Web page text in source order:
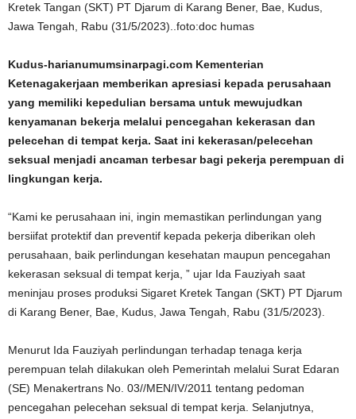
Kretek Tangan (SKT) PT Djarum di Karang Bener, Bae, Kudus,
Jawa Tengah, Rabu (31/5/2023)..foto:doc humas
Kudus-harianumumsinarpagi.com Kementerian
Ketenagakerjaan memberikan apresiasi kepada perusahaan
yang memiliki kepedulian bersama untuk mewujudkan
kenyamanan bekerja melalui pencegahan kekerasan dan
pelecehan di tempat kerja. Saat ini kekerasan/pelecehan
seksual menjadi ancaman terbesar bagi pekerja perempuan di
lingkungan kerja.
“Kami ke perusahaan ini, ingin memastikan perlindungan yang
bersiifat protektif dan preventif kepada pekerja diberikan oleh
perusahaan, baik perlindungan kesehatan maupun pencegahan
kekerasan seksual di tempat kerja, ” ujar Ida Fauziyah saat
meninjau proses produksi Sigaret Kretek Tangan (SKT) PT Djarum
di Karang Bener, Bae, Kudus, Jawa Tengah, Rabu (31/5/2023).
Menurut Ida Fauziyah perlindungan terhadap tenaga kerja
perempuan telah dilakukan oleh Pemerintah melalui Surat Edaran
(SE) Menakertrans No. 03//MEN/IV/2011 tentang pedoman
pencegahan pelecehan seksual di tempat kerja. Selanjutnya,